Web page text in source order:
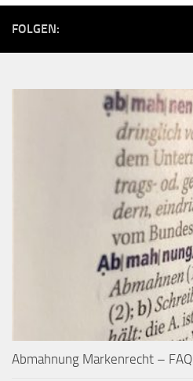
FOLGEN:
Abmahnung Markenrecht – FAQ